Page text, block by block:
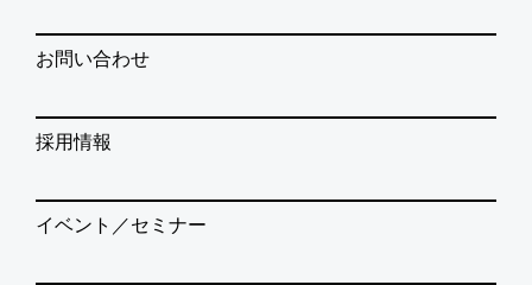
お問い合わせ
採用情報
イベント／セミナー